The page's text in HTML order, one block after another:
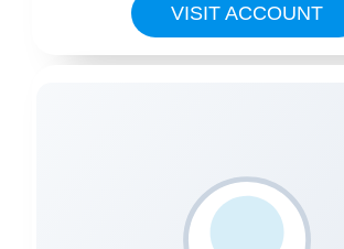
VISIT ACCOUNT